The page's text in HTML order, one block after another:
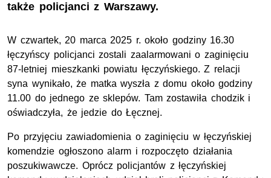
także policjanci z Warszawy.
W czwartek, 20 marca 2025 r. około godziny 16.30
łęczyńscy policjanci zostali zaalarmowani o zaginięciu
87-letniej mieszkanki powiatu łęczyńskiego. Z relacji
syna wynikało, że matka wyszła z domu około godziny
11.00 do jednego ze sklepów. Tam zostawiła chodzik i
oświadczyła, że jedzie do Łęcznej.
Po przyjęciu zawiadomienia o zaginięciu w łęczyńskiej
komendzie ogłoszono alarm i rozpoczęto działania
poszukiwawcze. Oprócz policjantów z łęczyńskiej